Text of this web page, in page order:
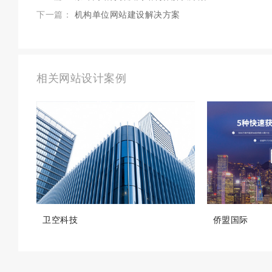
下一篇： 机构单位网站建设解决方案
相关网站设计案例
卫空科技 侨盟国际